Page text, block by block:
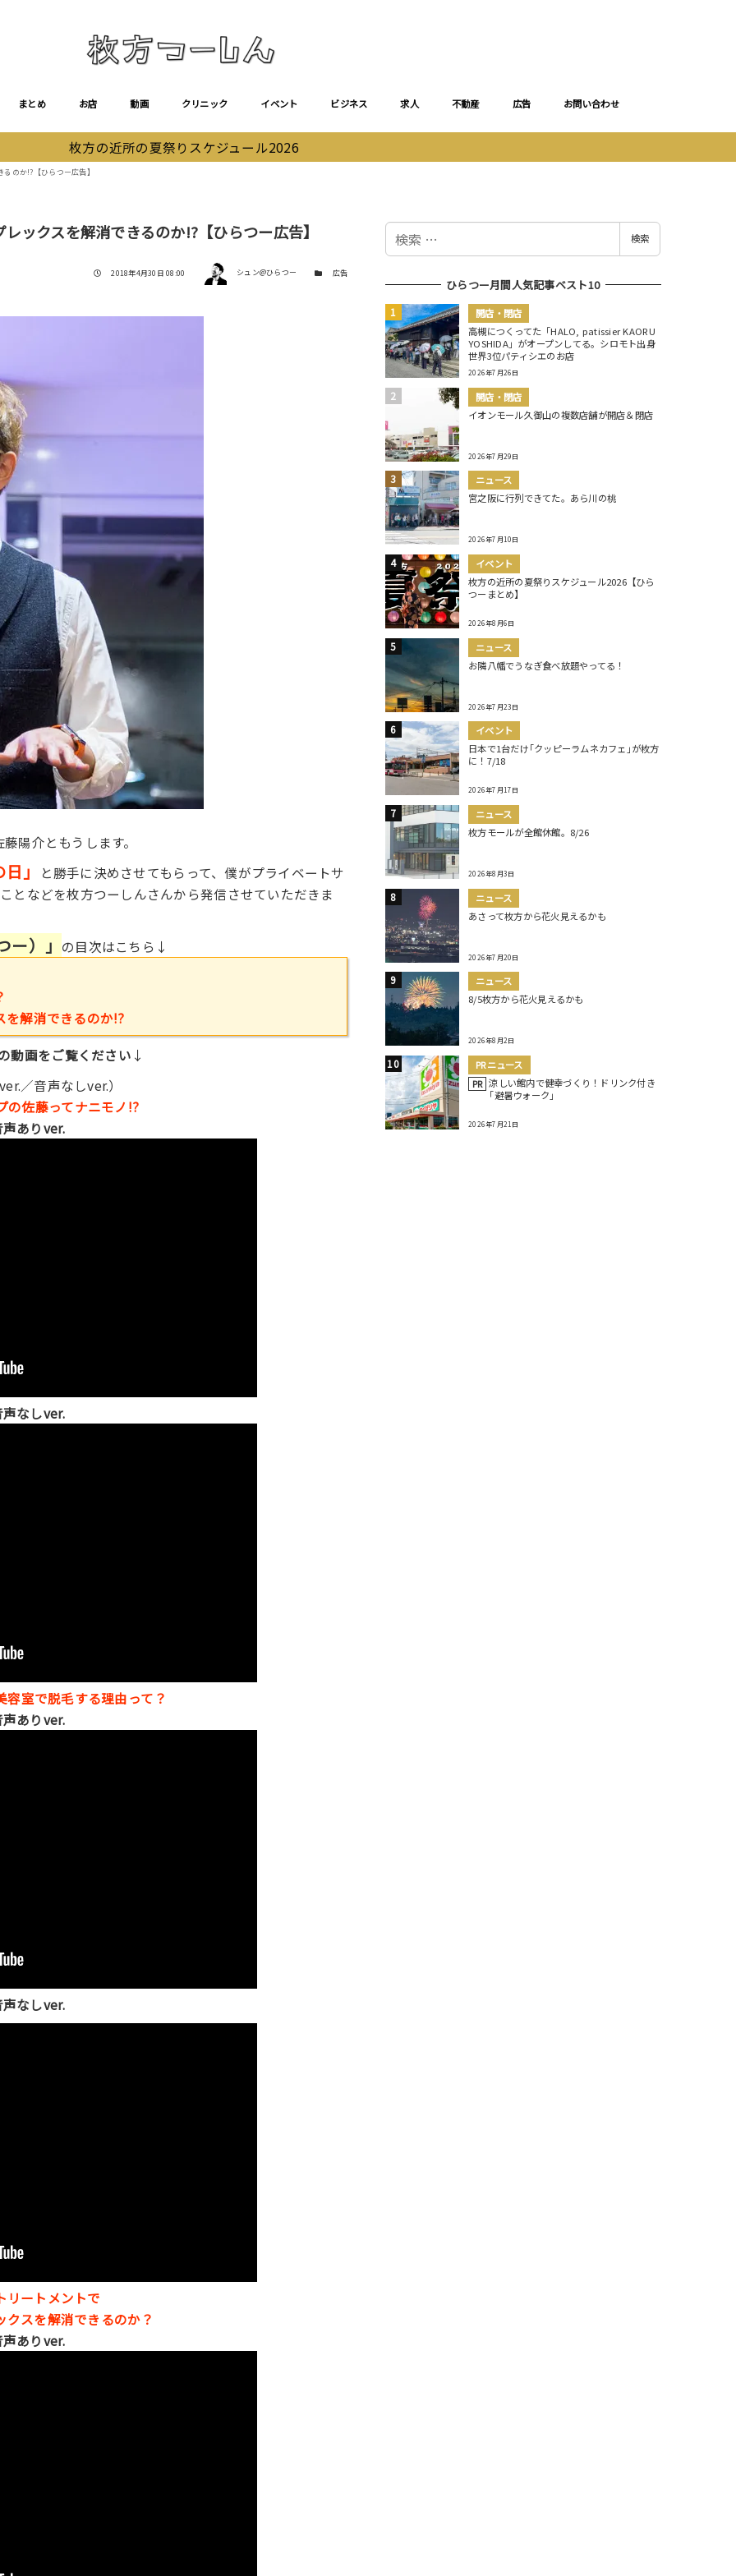
まとめ お店 動画 クリニック イベント ビジネス 求人 不動産 広告 お問い合わせ
枚方の近所の夏祭りスケジュール2026
のか!?【ひらつー広告】
ックスを解消できるのか!?【ひらつー広告】
投稿日
2018年4月30日 08:00 著者 シュン@ひらつー カテゴリー
広告
陽介ともうします。
」
と勝手に決めさせてもらって、僕がプライベートサ
となどを枚方つーしんさんから発信させていただきま
）」 の目次はこちら↓
を解消できるのか!?
動画をご覧ください ↓
／音声なしver.）
の佐藤ってナニモノ!?
ありver.
なしver.
容室で脱毛する理由って？
ありver.
なしver.
リートメントで
クスを解消できるのか？
ありver.
検
検索
ひらつー月間人気記事ベスト10
開店・閉店
高槻につくってた「HALO, patissier KAORU
YOSHIDA」がオープンしてる。シロモト出身
世界3位パティシエのお店
2026年7月26日
開店・閉店
イオンモール久御山の複数店舗が開店＆閉店
2026年7月29日
ニュース
宮之阪に行列できてた。あら川の桃
2026年7月10日
イベント
枚方の近所の夏祭りスケジュール2026【ひら
つーまとめ】
2026年8月6日
ニュース
お隣八幡でうなぎ食べ放題やってる！
2026年7月23日
イベント
日本で1台だけ｢クッピーラムネカフェ｣が枚方
に！7/18
2026年7月17日
ニュース
枚方モールが全館休館。8/26
2026年8月3日
ニュース
あさって枚方から花火見えるかも
2026年7月20日
ニュース
8/5枚方から花火見えるかも
2026年8月2日
PRニュース
PR 涼しい館内で健幸づくり！ドリンク付き
｢避暑ウォーク｣
2026年7月21日